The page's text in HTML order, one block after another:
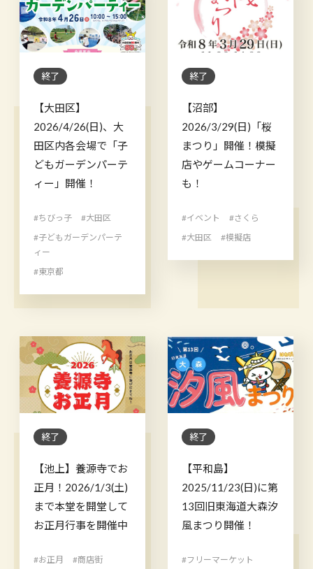
終了
【大田区】
2026/4/26(日)、大
田区内各会場で「子
どもガーデンパーテ
ィー」開催！
#ちびっ子
#大田区
#子どもガーデンパーテ
ィー
#東京都
終了
【沼部】
2026/3/29(日)「桜
まつり」開催！模擬
店やゲームコーナー
も！
#イベント
#さくら
#大田区
#模擬店
終了
【池上】養源寺でお
正月！2026/1/3(土)
まで本堂を開堂して
お正月行事を開催中
#お正月
#商店街
終了
【平和島】
2025/11/23(日)に第
13回旧東海道大森汐
風まつり開催！
#フリーマーケット